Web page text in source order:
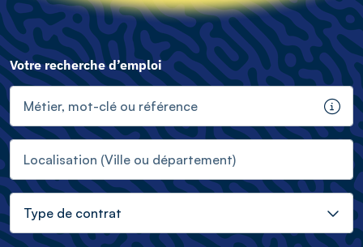
Votre recherche d’emploi
Info
Type de contrat